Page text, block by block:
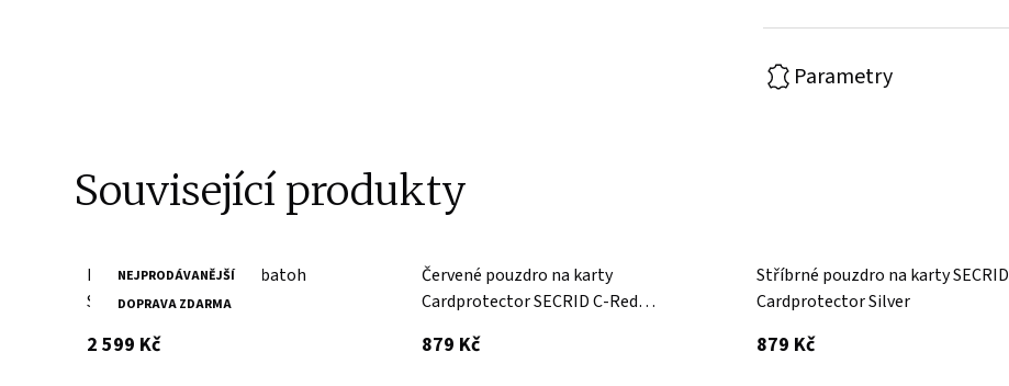
Parametry
Související produkty
NEJPRODÁVANĚJŠÍ
DOPRAVA ZDARMA
Dámský brandy kožený batoh
SPIKES & SPARROW
2 599 Kčs DPH
Červené pouzdro na karty
Cardprotector SECRID C-Red
879 Kčs DPH
Stříbrné pouzdro na karty SECRID
Cardprotector Silver
879 Kčs DPH